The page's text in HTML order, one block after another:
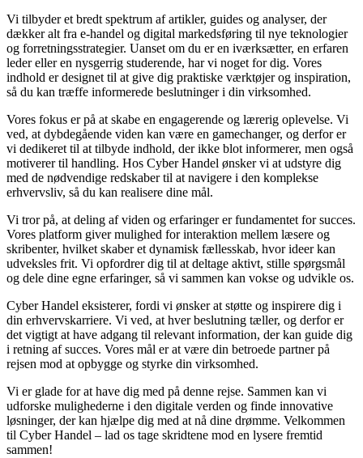
Vi tilbyder et bredt spektrum af artikler, guides og analyser, der
dækker alt fra e-handel og digital markedsføring til nye teknologier
og forretningsstrategier. Uanset om du er en iværksætter, en erfaren
leder eller en nysgerrig studerende, har vi noget for dig. Vores
indhold er designet til at give dig praktiske værktøjer og inspiration,
så du kan træffe informerede beslutninger i din virksomhed.
Vores fokus er på at skabe en engagerende og lærerig oplevelse. Vi
ved, at dybdegående viden kan være en gamechanger, og derfor er
vi dedikeret til at tilbyde indhold, der ikke blot informerer, men også
motiverer til handling. Hos Cyber Handel ønsker vi at udstyre dig
med de nødvendige redskaber til at navigere i den komplekse
erhvervsliv, så du kan realisere dine mål.
Vi tror på, at deling af viden og erfaringer er fundamentet for succes.
Vores platform giver mulighed for interaktion mellem læsere og
skribenter, hvilket skaber et dynamisk fællesskab, hvor ideer kan
udveksles frit. Vi opfordrer dig til at deltage aktivt, stille spørgsmål
og dele dine egne erfaringer, så vi sammen kan vokse og udvikle os.
Cyber Handel eksisterer, fordi vi ønsker at støtte og inspirere dig i
din erhvervskarriere. Vi ved, at hver beslutning tæller, og derfor er
det vigtigt at have adgang til relevant information, der kan guide dig
i retning af succes. Vores mål er at være din betroede partner på
rejsen mod at opbygge og styrke din virksomhed.
Vi er glade for at have dig med på denne rejse. Sammen kan vi
udforske mulighederne i den digitale verden og finde innovative
løsninger, der kan hjælpe dig med at nå dine drømme. Velkommen
til Cyber Handel – lad os tage skridtene mod en lysere fremtid
sammen!